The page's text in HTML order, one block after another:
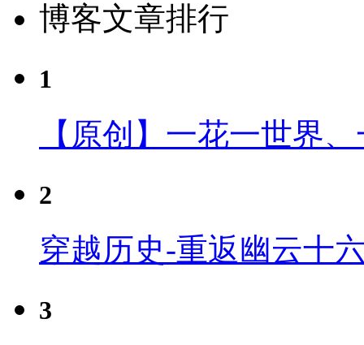
博客文章排行
1
【原创】一花一世界
2
穿越历史-重返幽云十
3